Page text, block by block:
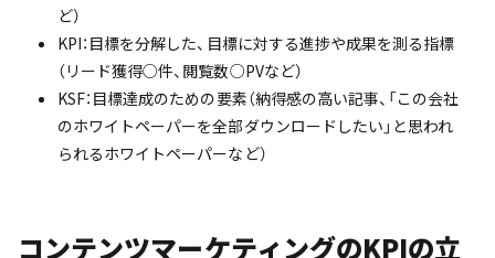
ど）
KPI：目標を分解した、目標に対する進捗や成果を測る指標
（リード獲得○件、閲覧数○PVなど）
KSF：目標達成のための要素（納得感の高い記事、「この会社
のホワイトペーパーを全部ダウンロードしたい」と思われ
られるホワイトペーパーなど）
コンテンツマーケティングのKPIの立